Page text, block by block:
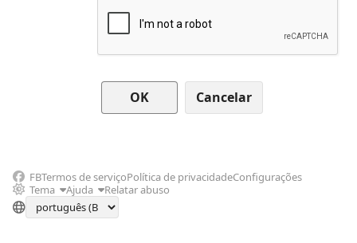
Cancelar
FBTermos de serviçoPolítica de privacidadeConfigurações
Tema
Ajuda Relatar abuso